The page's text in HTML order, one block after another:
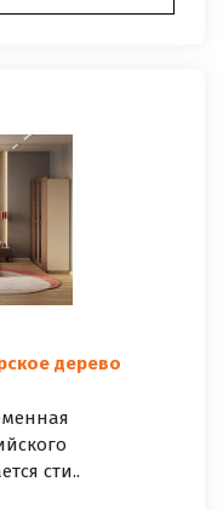
дерево
сти..